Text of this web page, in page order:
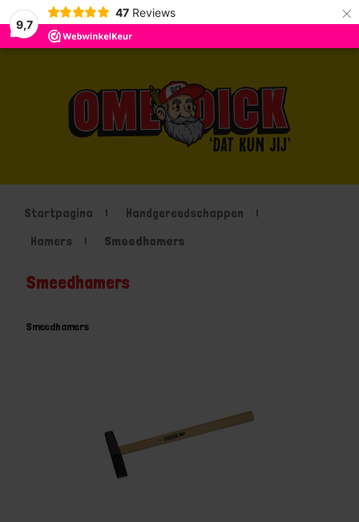
9,7
47 Reviews ×
Startpagina
Handgereedschappen
Hamers
Smeedhamers
Smeedhamers
Smeedhamers